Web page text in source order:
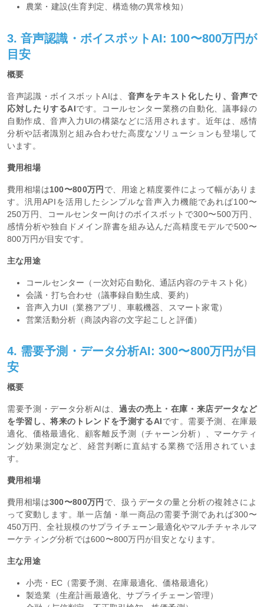
農業・建設(生育判定、構造物の異常検知）
3. 音声認識・ボイスボットAI: 100〜800万円が
目安
概要
音声認識・ボイスボットAIは、 音声をテキスト化したり、音声で
応対したりするAIです。コールセンター業務の自動化、議事録の
自動作成、音声入力UIの構築などに活用されます。近年は、感情
分析や話者識別と組み合わせた高度なソリューションも登場して
います。
費用相場
費用相場は100〜800万円で、用途と精度要件によって幅がありま
す。汎用APIを活用したシンプルな音声入力機能であれば100〜
250万円、コールセンター向けのボイスボットで300〜500万円、
感情分析や独自ドメイン辞書を組み込んだ高精度モデルで500〜
800万円が目安です。
主な用途
コールセンター（一次対応自動化、通話内容のテキスト化）
会議・打ち合わせ（議事録自動生成、要約）
音声入力UI（業務アプリ、車載機器、スマート家電）
営業活動分析（商談内容の文字起こしと評価）
4. 需要予測・データ分析AI: 300〜800万円が目
安
概要
需要予測・データ分析AIは、 過去の売上・在庫・来店データなど
を学習し、将来のトレンドを予測するAIです。需要予測、在庫最
適化、価格最適化、顧客離反予測（チャーン分析）、マーケティ
ング効果測定など、経営判断に直結する業務で活用されていま
す。
費用相場
費用相場は300〜800万円 で、扱うデータの量と分析の複雑さによ
って変動します。単一店舗・単一商品の需要予測であれば300〜
450万円、全社規模のサプライチェーン最適化やマルチチャネルマ
ーケティング分析では600〜800万円が目安となります。
主な用途
小売・EC（需要予測、在庫最適化、価格最適化）
製造業（生産計画最適化、サプライチェーン管理）